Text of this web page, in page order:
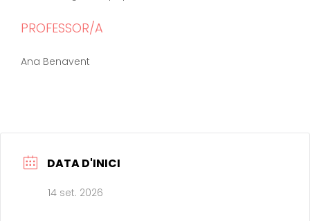
PROFESSOR/A
Ana Benavent
DATA D'INICI
14 set. 2026